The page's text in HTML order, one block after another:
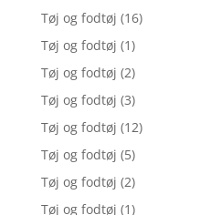
Tøj og fodtøj (16)
Tøj og fodtøj (1)
Tøj og fodtøj (2)
Tøj og fodtøj (3)
Tøj og fodtøj (12)
Tøj og fodtøj (5)
Tøj og fodtøj (2)
Tøj og fodtøj (1)